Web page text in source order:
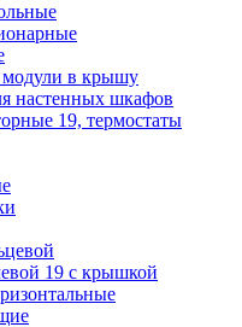
в крышу
настенных шкафов
19, термостаты
19 с крышкой